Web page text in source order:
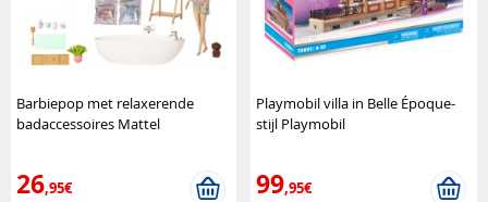
Barbiepop met relaxerende
badaccessoires Mattel
26,95€
Playmobil villa in Belle Époque-
stijl Playmobil
99,95€